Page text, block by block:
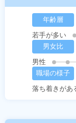
年齢層
若手が多い
男女比
男性
職場の様子
落ち着きがあ